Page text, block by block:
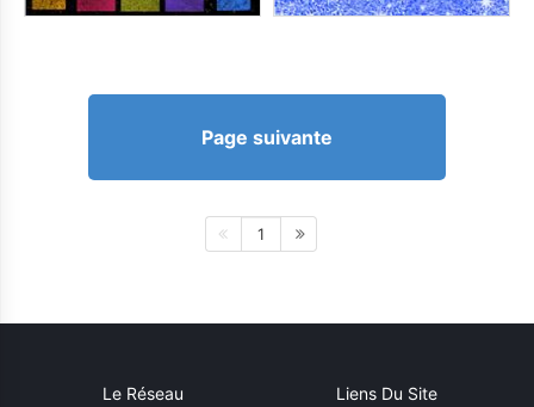
Page suivante
1
Le Réseau Liens Du Site